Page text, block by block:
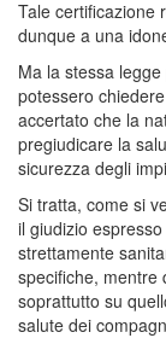
Tale certificazione
dunque a una
Ma la stessa
potessero
accertato che la
pregiudicare la
sicurezza degli
Si tratta, come si
il giudizio
strettamente
specifiche, mentre
soprattutto su
salute dei